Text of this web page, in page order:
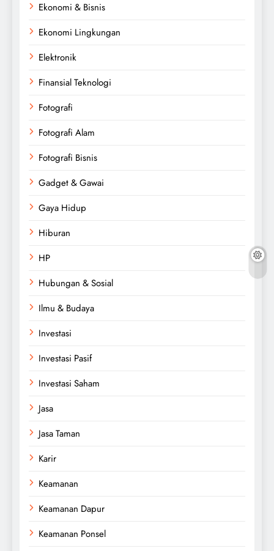
Ekonomi & Bisnis
Ekonomi Lingkungan
Elektronik
Finansial Teknologi
Fotografi
Fotografi Alam
Fotografi Bisnis
Gadget & Gawai
Gaya Hidup
Hiburan
HP
Hubungan & Sosial
Ilmu & Budaya
Investasi
Investasi Pasif
Investasi Saham
Jasa
Jasa Taman
Karir
Keamanan
Keamanan Dapur
Keamanan Ponsel